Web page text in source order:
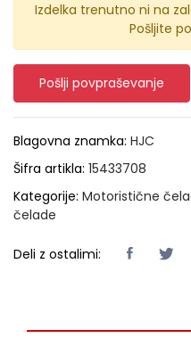
Izdelka trenutno ni na
Pošljite
Pošlji povpraševanje
Blagovna znamka: HJC
Šifra artikla: 15433708
Kategorije: Motoristične
čelade
Deli z ostalimi: